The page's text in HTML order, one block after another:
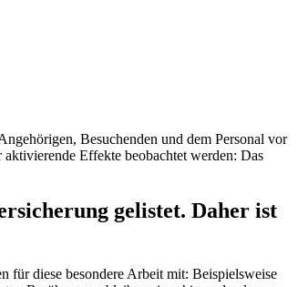
Besuchenden und dem Personal vor
Effekte beobachtet werden: Das
gelistet. Daher ist
für diese besondere Arbeit mit: Beispielsweise